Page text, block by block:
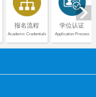
报名流程
Academic Credentials
学位认证
Application Process